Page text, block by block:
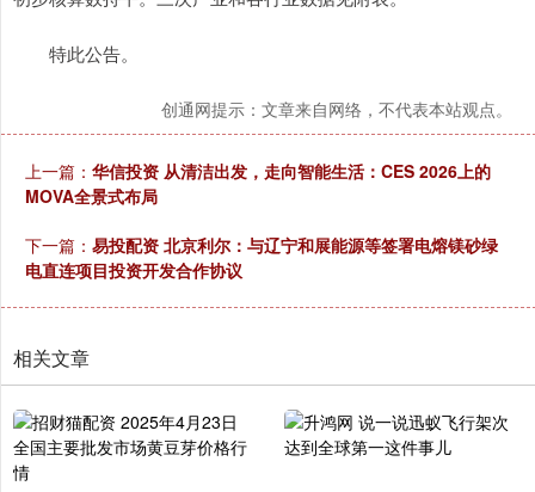
特此公告。
创通网提示：文章来自网络，不代表本站观点。
上一篇： 华信投资 从清洁出发，走向智能生活：CES 2026上的
MOVA全景式布局
下一篇： 易投配资 北京利尔：与辽宁和展能源等签署电熔镁砂绿
电直连项目投资开发合作协议
相关文章